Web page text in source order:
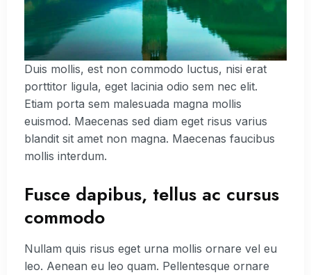
Duis mollis, est non commodo luctus, nisi erat
porttitor ligula, eget lacinia odio sem nec elit.
Etiam porta sem malesuada magna mollis
euismod. Maecenas sed diam eget risus varius
blandit sit amet non magna. Maecenas faucibus
mollis interdum.
Fusce dapibus, tellus ac cursus
commodo
Nullam quis risus eget urna mollis ornare vel eu
leo. Aenean eu leo quam. Pellentesque ornare